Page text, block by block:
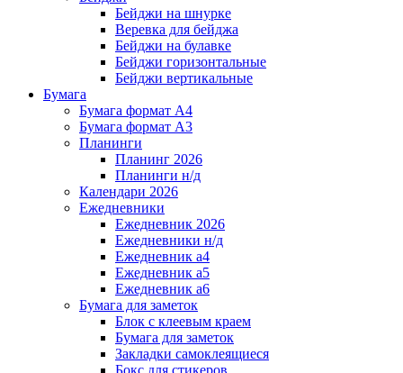
Бейджи на шнурке
Веревка для бейджа
Бейджи на булавке
Бейджи горизонтальные
Бейджи вертикальные
Бумага
Бумага формат А4
Бумага формат А3
Планинги
Планинг 2026
Планинги н/д
Календари 2026
Ежедневники
Ежедневник 2026
Ежедневники н/д
Ежедневник а4
Ежедневник а5
Ежедневник а6
Бумага для заметок
Блок с клеевым краем
Бумага для заметок
Закладки самоклеящиеся